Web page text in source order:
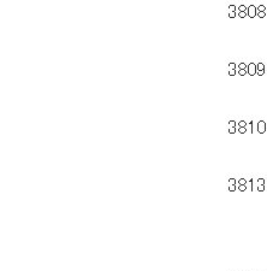
3808
3809
3810
3813